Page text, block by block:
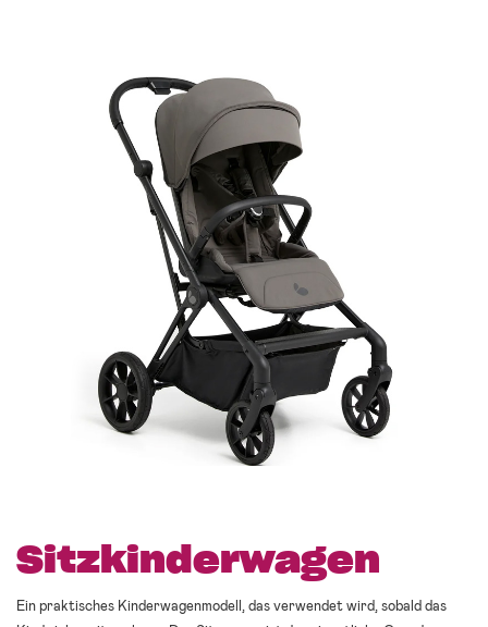
Sitzkinderwagen
Ein praktisches Kinderwagenmodell, das verwendet wird, sobald das